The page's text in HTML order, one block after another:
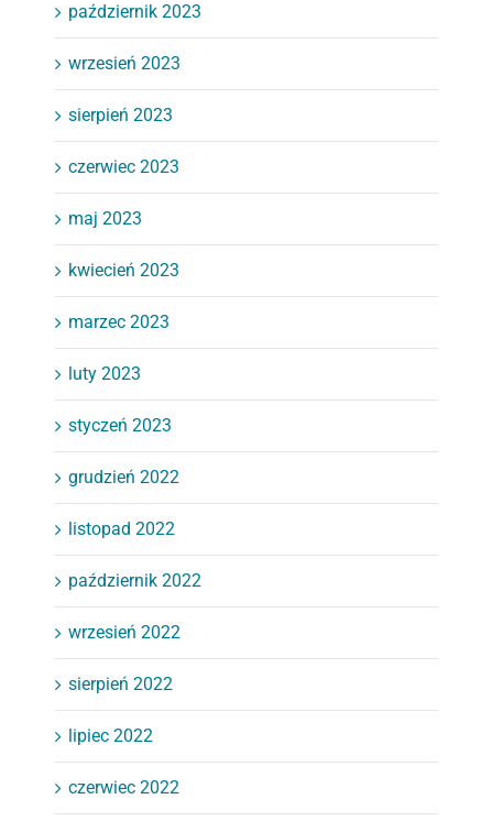
październik 2023
wrzesień 2023
sierpień 2023
czerwiec 2023
maj 2023
kwiecień 2023
marzec 2023
luty 2023
styczeń 2023
grudzień 2022
listopad 2022
październik 2022
wrzesień 2022
sierpień 2022
lipiec 2022
czerwiec 2022